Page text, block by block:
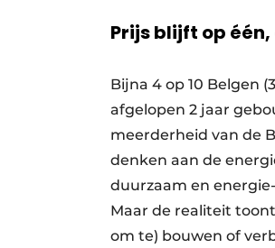
Prijs blijft op
Bijna 4 op 10 Belgen
afgelopen 2 jaar
meerderheid van de
denken aan de
duurzaam en
Maar de realiteit
om te) bouwen of